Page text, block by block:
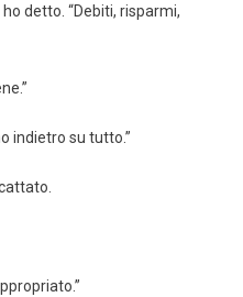
detto. “Debiti, risparmi,
indietro su tutto.”